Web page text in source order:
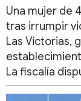
Una mujer de
tras irrumpir
Las Victorias,
La fiscalía